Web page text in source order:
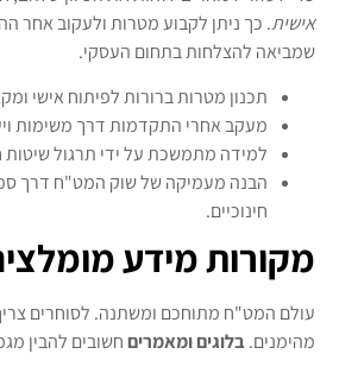
אישית. כך ניתן לקבוע מטרות ולעקוב אחר
שמביאה להצלחות בתחום העסקי.
תכנון מטרות ברורות לפיתוח אישי
מעקב אחרי התקדמות דרך משימות
למידה מתמשכת על ידי תרגול
הבנה מעמיקה של שוק המט"ח דרך
חינוכיים.
מקורות מידע
עולם המט"ח מתוחכם ומשתנה. לסוחרים
מהימנים.בלוגים ומאמריםחשובים להבין